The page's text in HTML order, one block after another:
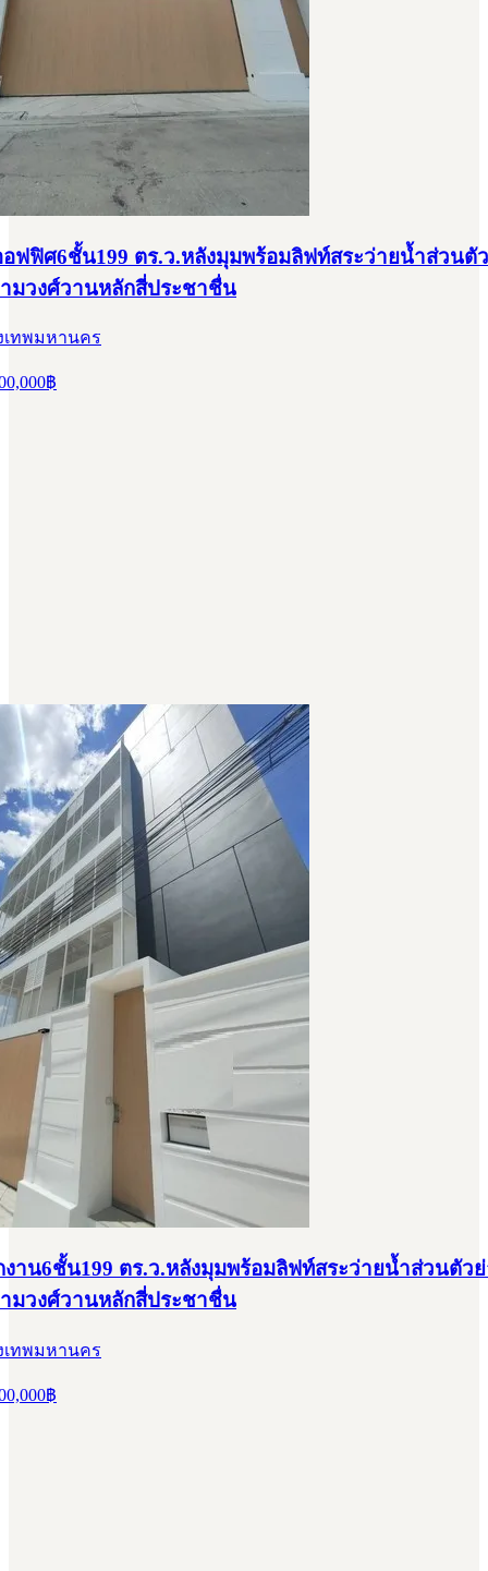
ฟฟิศ6ชั้น199 ตร.ว.หลังมุมพร้อมลิฟท์สระว่ายน้ำส่วนตั
มวงศ์วานหลักสี่ประชาชื่น
เทพมหานคร
฿
าน6ชั้น199 ตร.ว.หลังมุมพร้อมลิฟท์สระว่ายน้ำส่วนตัว
มวงศ์วานหลักสี่ประชาชื่น
เทพมหานคร
฿